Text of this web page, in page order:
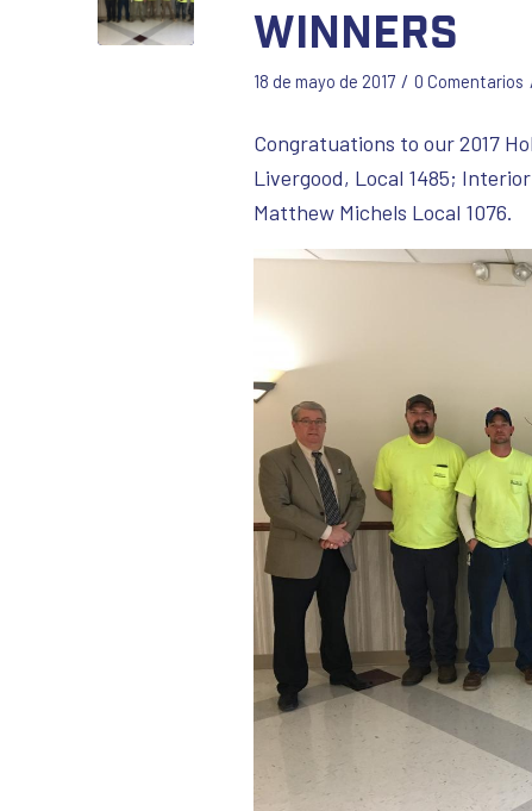
Winners
18 de mayo de 2017 / 0 Comentarios
Congratuations to our 2017
Livergood, Local 1485;
Matthew Michels Local 1076.